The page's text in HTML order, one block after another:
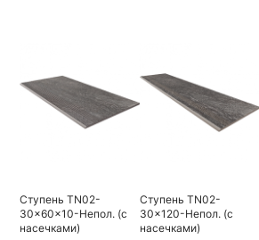
Ступень TN02-
30x60x10-Непол. (с
насечками)
Ступень TN02-
30x120-Непол. (с
насечками)